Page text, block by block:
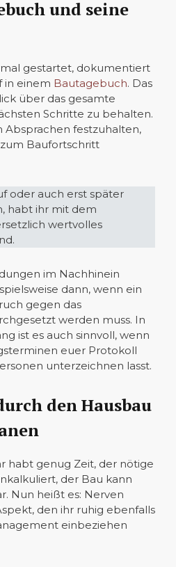
und seine
gestartet, dokumentiert
in einem Bautagebuch. Das
über das gesamte
Schritte zu behalten.
Absprachen festzuhalten,
Baufortschritt
oder auch erst später
habt ihr mit dem
wertvolles
im Nachhinein
dann, wenn ein
gegen das
werden muss. In
ist es auch sinnvoll, wenn
euer Protokoll
unterzeichnen lasst.
den Hausbau
habt genug Zeit, der nötige
der Bau kann
Nun heißt es: Nerven
den ihr ruhig ebenfalls
einbeziehen